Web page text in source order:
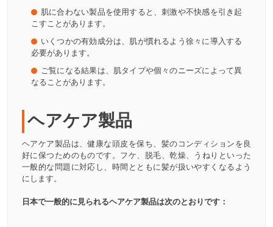
肌に合わない製品を使用すると、刺激や不快感を引き起
こすことがあります。
いくつかの有効成分は、肌が慣れるよう徐々に導入する
必要があります。
ご覧になる結果は、肌タイプや個々のニーズによって異
なることがあります。
ヘアケア製品
ヘアケア製品は、健康な頭皮を保ち、髪のコンディションを良
好に保つためのものです。フケ、脱毛、乾燥、うねりといった
一般的な問題に対応し、時間とともに髪が扱いやすくなるよう
にします。
日本で一般的に見られるヘアケア製品は次のとおりです：